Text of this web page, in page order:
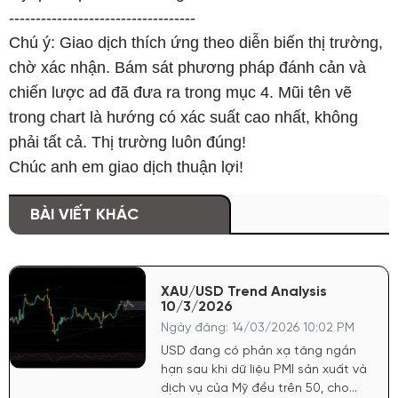
-----------------------------------
Chú ý: Giao dịch thích ứng theo diễn biến thị trường,
chờ xác nhận. Bám sát phương pháp đánh cản và
chiến lược ad đã đưa ra trong mục 4. Mũi tên vẽ
trong chart là hướng có xác suất cao nhất, không
phải tất cả. Thị trường luôn đúng!
Chúc anh em giao dịch thuận lợi!
BÀI VIẾT KHÁC
XAU/USD Trend Analysis
10/3/2026
Ngày đăng: 14/03/2026 10:02 PM
USD đang có phản xạ tăng ngắn
hạn sau khi dữ liệu PMI sản xuất và
dịch vụ của Mỹ đều trên 50, cho